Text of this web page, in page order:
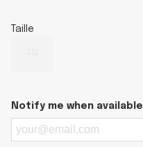
Taille
Notify me when available